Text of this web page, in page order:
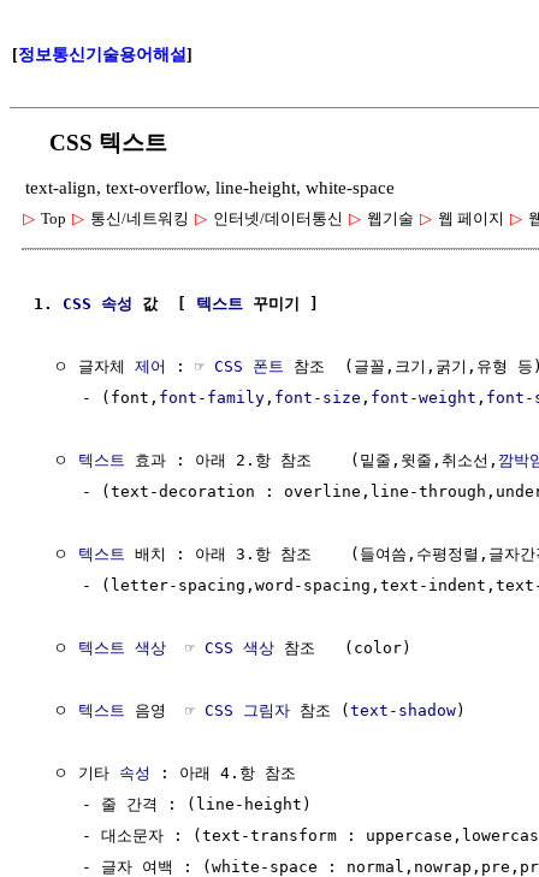
[정보통신기술용어해설]
CSS 텍스트
text-align, text-overflow, line-height, white-space
▷ Top ▷ 통신/네트워킹 ▷ 인터넷/데이터통신 ▷ 웹기술 ▷ 웹 페이지 ▷
1. CSS 속성 값  [ 텍스트 꾸미기 ]
  ㅇ 글자체
제어 : ☞ CSS 폰트
참조  (글꼴,크기,굵기,유형
     - (font,
font-family , font-size , font-weight , font-
  ㅇ
텍스트 효과 : 아래 2.항 참조    (밑줄,윗줄,취소선, 깜박
- (text-decoration : overline,line-
  ㅇ
텍스트
배치 : 아래 3.항 참조    (들여씀,수평정렬,글자간
- (letter-spacing,word-spacing,text-
  ㅇ
텍스트 색상
  ☞
CSS 색상 참조   (color)
  ㅇ
텍스트 음영  ☞ CSS 그림자 참조 (text-shadow)
  ㅇ 기타
속성
: 아래 4.항 참조
     - 줄 간격 : (line-height)
- 대소문자 : (text-transform :
- 글자 여백 : (white-space :